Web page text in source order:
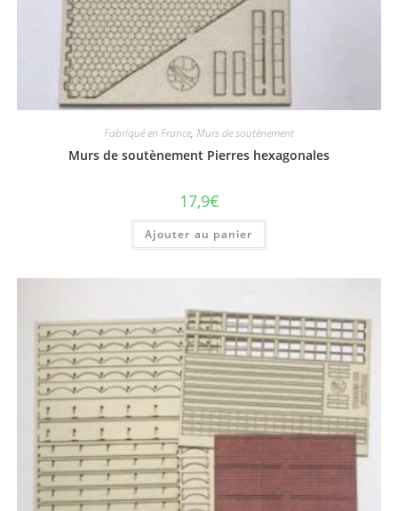
Fabriqué en France, Murs de soutènement
Murs de soutènement Pierres hexagonales
17,9€
Ajouter au panier